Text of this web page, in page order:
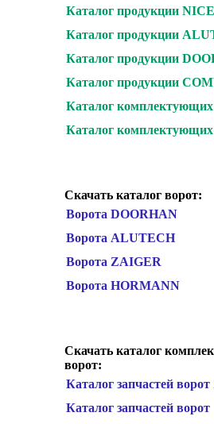
Каталог продукции NICE
Каталог продукции
Каталог продукции
Каталог продукции
Каталог
Каталог
Скачать каталог ворот:
Ворота DOORHAN
Ворота ALUTECH
Ворота ZAIGER
Ворота HORMANN
Скачать каталог
ворот:
Каталог запчастей
Каталог запчастей ворот